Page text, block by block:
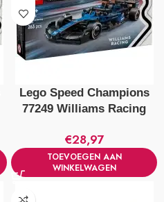
Lego Speed Champions
77249 Williams Racing
€28,97
TOEVOEGEN AAN
WINKELWAGEN